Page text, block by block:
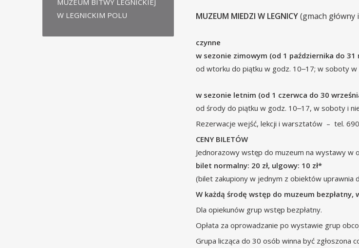
MUZEUM MIEDZI W LEGNICY(gmach główny
czynne
w sezonie zimowym (od 1 października do 31
od wtorku do piątku w godz. 10‒17; w soboty w
w sezonie letnim (od 1 czerwca do 30
od środy do piątku w godz. 10‒17, w soboty i
Rezerwacje wejść, lekcji i warsztatów – tel.
CENY BILETÓW
Jednorazowy wstęp do muzeum na wystawy w
bilet normalny: 20 zł, ulgowy: 10 zł*
(bilet zakupiony w jednym z obiektów uprawnia
W każdą środę wstęp do muzeum
Dla opiekunów grup wstęp bezpłatny.
Opłata za oprowadzanie po wystawie grup
Grupa licząca do 30 osób winna być zgłoszona
MUZEUM BITWY LEGNICKIEJ
W LEGNICKIM POLU